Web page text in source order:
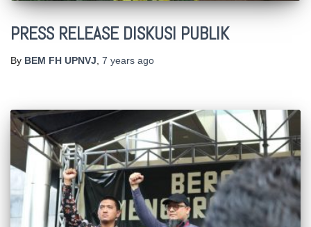
PRESS RELEASE DISKUSI PUBLIK
By BEM FH UPNVJ, 7 years ago